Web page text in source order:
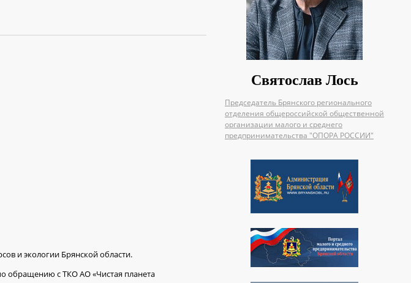
Святослав Лось
Председатель Брянского регионального
отделения общероссийской общественной
организации малого и среднего
предпринимательства "ОПОРА РОССИИ"
и экологии Брянской области.
обращению с ТКО АО «Чистая планета